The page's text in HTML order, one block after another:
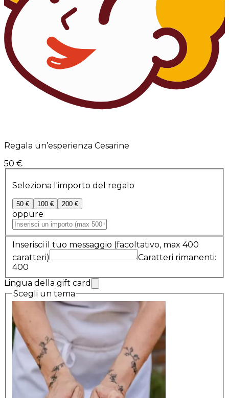
Regala un’esperienza Cesarine
50 €
Seleziona l'importo del regalo
50 € 100 € 200 €
oppure
Inserisci il tuo messaggio (facoltativo, max 400
caratteri)
Caratteri rimanenti:
400
Lingua della gift card
Scegli un tema